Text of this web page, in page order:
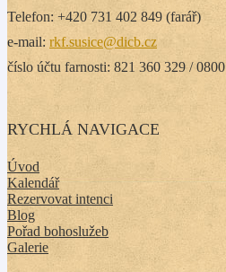
Telefon: +420 731 402 849 (farář)
e-mail: rkf.susice@dicb.cz
číslo účtu farnosti: 821 360 329 / 0800
RYCHLÁ NAVIGACE
Úvod
Kalendář
Rezervovat intenci
Blog
Pořad bohoslužeb
Galerie